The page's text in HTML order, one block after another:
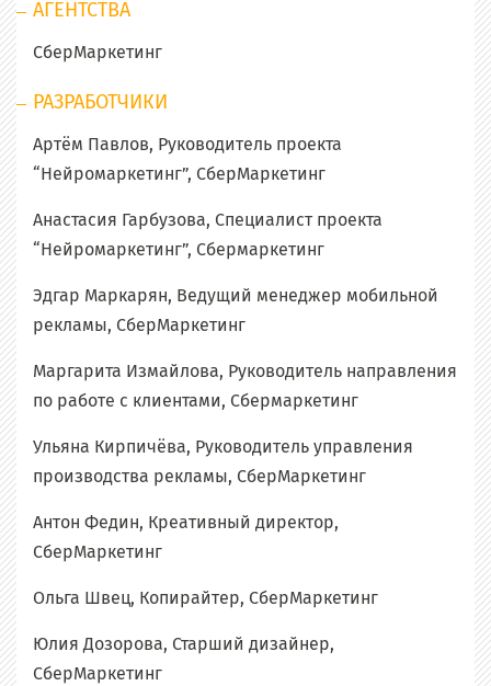
АГЕНТСТВА
СберМаркетинг
РАЗРАБОТЧИКИ
Артём Павлов, Руководитель проекта
“Нейромаркетинг”, СберМаркетинг
Анастасия Гарбузова, Специалист проекта
“Нейромаркетинг”, Сбермаркетинг
Эдгар Маркарян, Ведущий менеджер мобильной
рекламы, СберМаркетинг
Маргарита Измайлова, Руководитель направления
по работе с клиентами, Сбермаркетинг
Ульяна Кирпичёва, Руководитель управления
производства рекламы, СберМаркетинг
Антон Федин, Креативный директор,
СберМаркетинг
Ольга Швец, Копирайтер, СберМаркетинг
Юлия Дозорова, Старший дизайнер,
СберМаркетинг